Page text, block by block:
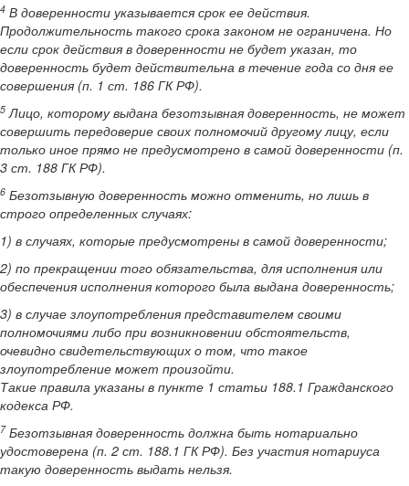
4 В доверенности указывается срок ее действия.
Продолжительность такого срока законом не ограничена. Но
если срок действия в доверенности не будет указан, то
доверенность будет действительна в течение года со дня ее
совершения (п. 1 ст. 186 ГК РФ).
5 Лицо, которому выдана безотзывная доверенность, не может
совершить передоверие своих полномочий другому лицу, если
только иное прямо не предусмотрено в самой доверенности (п.
3 ст. 188 ГК РФ).
6 Безотзывную доверенность можно отменить, но лишь в
строго определенных случаях:
1) в случаях, которые предусмотрены в самой доверенности;
2) по прекращении того обязательства, для исполнения или
обеспечения исполнения которого была выдана доверенность;
3) в случае злоупотребления представителем своими
полномочиями либо при возникновении обстоятельств,
очевидно свидетельствующих о том, что такое
злоупотребление может произойти.
Такие правила указаны в пункте 1 статьи 188.1 Гражданского
кодекса РФ.
7Безотзывная доверенность должна быть нотариально
удостоверена (п. 2 ст. 188.1 ГК РФ). Без участия нотариуса
такую доверенность выдать нельзя.